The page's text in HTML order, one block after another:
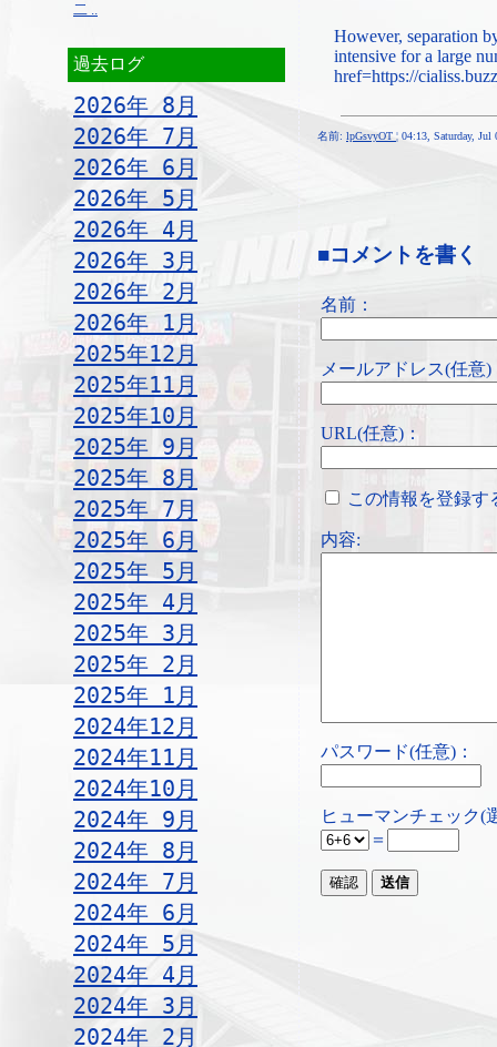
二 ..
過去ログ
2026年 8月
2026年 7月
2026年 6月
2026年 5月
2026年 4月
2026年 3月
2026年 2月
2026年 1月
2025年12月
2025年11月
2025年10月
2025年 9月
2025年 8月
2025年 7月
2025年 6月
2025年 5月
2025年 4月
2025年 3月
2025年 2月
2025年 1月
2024年12月
2024年11月
2024年10月
2024年 9月
2024年 8月
2024年 7月
2024年 6月
2024年 5月
2024年 4月
2024年 3月
2024年 2月
However, separation
intensive for a large
href=https://
名前: lpGsvyOT ¦ 04:13, Saturday,
■コメントを書く
名前：
メールアドレス(任意)
URL(任意)：
この情報を登録す
内容:
パスワード(任意)：
ヒューマンチェック(
＝